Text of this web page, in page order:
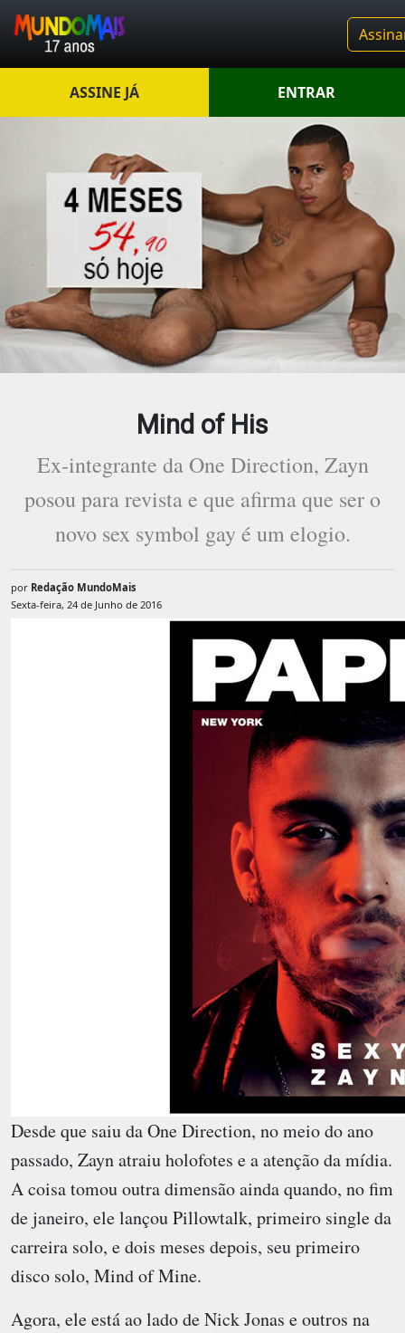
ASSINE JÁ ENTRAR
Mind of His
Ex-integrante da One Direction, Zayn
posou para revista e que afirma que ser o
novo sex symbol gay é um elogio.
por Redação MundoMais
Sexta-feira, 24 de Junho de 2016
Desde que saiu da One Direction, no meio do ano
passado, Zayn atraiu holofotes e a atenção da mídia.
A coisa tomou outra dimensão ainda quando, no fim
de janeiro, ele lançou Pillowtalk, primeiro single da
carreira solo, e dois meses depois, seu primeiro
disco solo, Mind of Mine.
Agora, ele está ao lado de Nick Jonas e outros na